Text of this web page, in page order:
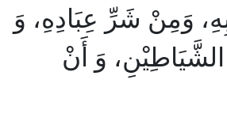
وَمِنْ شَرِّ عِبَادِهِ، وَ
وَ أَنْ